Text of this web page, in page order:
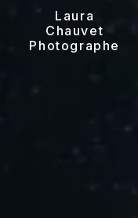
Laura
Chauvet
Photographe